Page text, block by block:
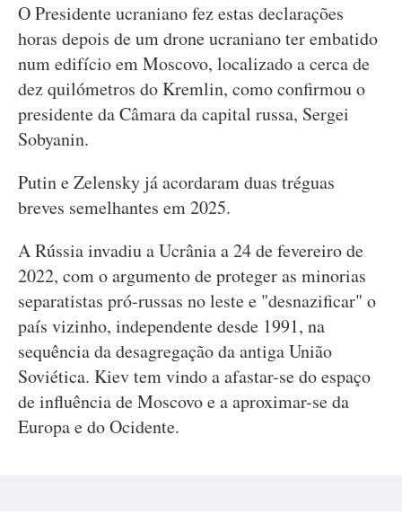
O Presidente ucraniano fez estas declarações
horas depois de um drone ucraniano ter embatido
num edifício em Moscovo, localizado a cerca de
dez quilómetros do Kremlin, como confirmou o
presidente da Câmara da capital russa, Sergei
Sobyanin.
Putin e Zelensky já acordaram duas tréguas
breves semelhantes em 2025.
A Rússia invadiu a Ucrânia a 24 de fevereiro de
2022, com o argumento de proteger as minorias
separatistas pró-russas no leste e "desnazificar" o
país vizinho, independente desde 1991, na
sequência da desagregação da antiga União
Soviética. Kiev tem vindo a afastar-se do espaço
de influência de Moscovo e a aproximar-se da
Europa e do Ocidente.